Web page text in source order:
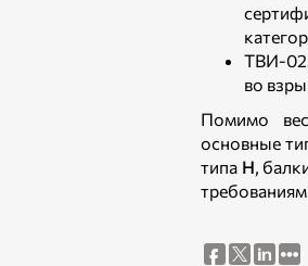
ТВИ-
во
Помимо
основные
типа Н,